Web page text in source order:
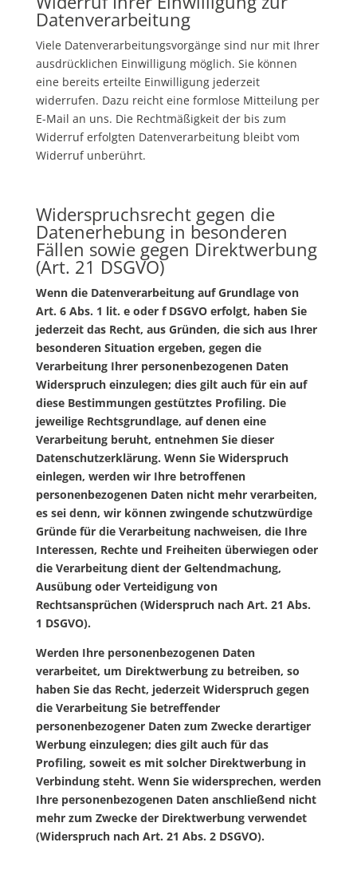
Datenverarbeitung
Viele Datenverarbeitungsvorgänge sind nur mit Ihrer
ausdrücklichen Einwilligung möglich. Sie können
eine bereits erteilte Einwilligung jederzeit
widerrufen. Dazu reicht eine formlose Mitteilung per
E-Mail an uns. Die Rechtmäßigkeit der bis zum
Widerruf erfolgten Datenverarbeitung bleibt vom
Widerruf unberührt.
Widerspruchsrecht gegen die
Datenerhebung in besonderen
Fällen sowie gegen Direktwerbung
(Art. 21 DSGVO)
Wenn die Datenverarbeitung auf Grundlage von
Art. 6 Abs. 1 lit. e oder f DSGVOerfolgt, haben Sie
jederzeit das Recht, aus Gründen, die sich aus Ihrer
besonderen Situation ergeben, gegen die
Verarbeitung Ihrer personenbezogenen Daten
Widerspruch einzulegen; dies gilt auch für ein auf
diese Bestimmungen gestütztes Profiling. Die
jeweilige Rechtsgrundlage, auf denen eine
Verarbeitung beruht, entnehmen Sie dieser
Datenschutzerklärung. Wenn Sie Widerspruch
einlegen, werden wir Ihre betroffenen
personenbezogenen Daten nicht mehr verarbeiten,
es sei denn, wir können zwingende schutzwürdige
Gründe für die Verarbeitung nachweisen, die Ihre
Interessen, Rechte und Freiheiten überwiegen oder
die Verarbeitung dient der Geltendmachung,
Ausübung oder Verteidigung von
Rechtsansprüchen (Widerspruch nach Art. 21 Abs.
1 DSGVO).
Werden Ihre personenbezogenen Daten
verarbeitet, um Direktwerbung zu betreiben, so
haben Sie das Recht, jederzeit Widerspruch gegen
die Verarbeitung Sie betreffender
personenbezogener Daten zum Zwecke derartiger
Werbung einzulegen; dies gilt auch für das
Profiling, soweit es mit solcher Direktwerbung in
Verbindung steht. Wenn Sie widersprechen, werden
Ihre personenbezogenen Daten anschließend nicht
mehr zum Zwecke der Direktwerbung verwendet
(Widerspruch nach Art. 21 Abs. 2 DSGVO).